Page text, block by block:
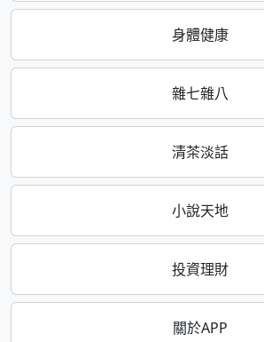
身體健康
雜七雜八
清茶淡話
小說天地
投資理財
關於APP